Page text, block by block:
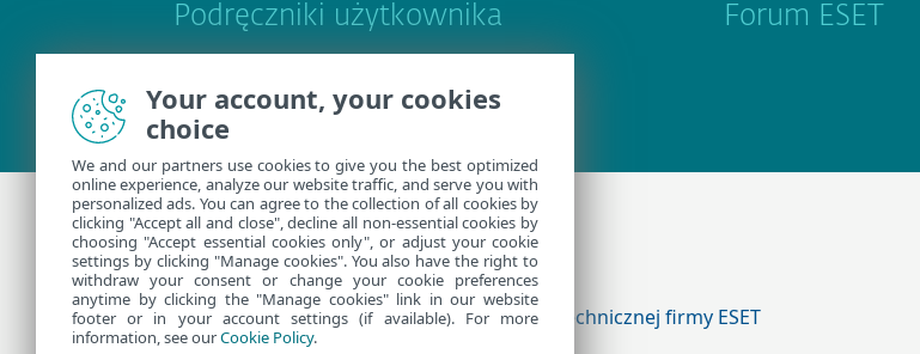
Podręczniki użytkownika Forum ESET
Dodatkowa pomoc
Skontaktuj się z działem pomocy technicznej firmy ESET
Your account, your cookies
choice
We and our partners use cookies to give you the best optimized
online experience, analyze our website traffic, and serve you with
personalized ads. You can agree to the collection of all cookies by
clicking "Accept all and close", decline all non-essential cookies by
choosing "Accept essential cookies only", or adjust your cookie
settings by clicking "Manage cookies". You also have the right to
withdraw your consent or change your cookie preferences
anytime by clicking the "Manage cookies" link in our website
footer or in your account settings (if available). For more
information, see ourCookie Policy.